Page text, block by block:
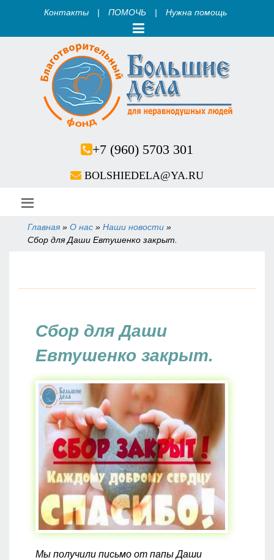
Контакты | ПОМОЧЬ | Нужна помощь
+7 (960) 5703 301
BOLSHIEDELA@YA.RU
Вы здесь
Главная » О нас » Наши новости »
Сбор для Даши Евтушенко закрыт.
Сбор для Даши
Евтушенко закрыт.
Мы получили письмо от папы Даши